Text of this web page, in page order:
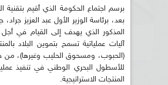
برسم اجتماع الحكومة الذي أقيم بتقنية
بعد، برئاسة الوزير الأول عبد العزيز
المذكور الذي يهدف إلى القيام في
آليات عملياتية تسمح بتموين البلاد
(الحبوب، ومسحوق الحليب وغيرها)، من
للأسطول البحري الوطني في تنفيذ
المنتجات الاستراتيجية.